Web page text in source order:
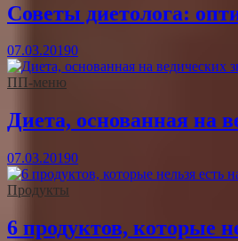
Советы диетолога:
07.03.20190
ПП-меню
Диета, основанная на
07.03.20190
Продукты
6 продуктов, которые